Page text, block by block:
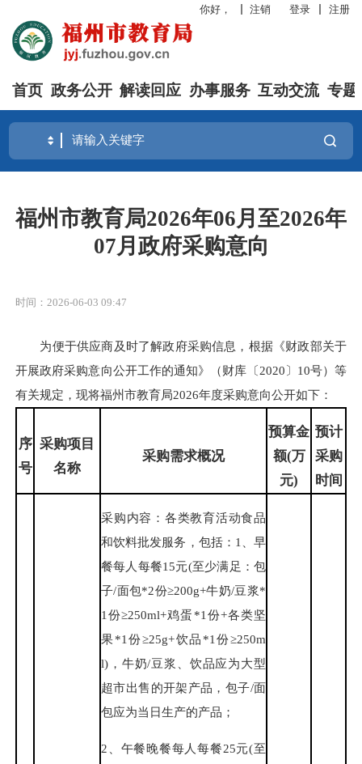
你好， 注销 登录 注册
首页 政务公开 解读回应 办事服务 互动交流 专题
福州市教育局2026年06月至2026年
07月政府采购意向
时间：2026-06-03 09:47
为便于供应商及时了解政府采购信息，根据《财政部关于
开展政府采购意向公开工作的通知》（财库〔2020〕10号）等
有关规定，现将福州市教育局2026年度采购意向公开如下：
序
号
采购项目
名称
采购需求概况
预算金
额(万
元)
预计
采购
时间
采购内容：各类教育活动食品
和饮料批发服务，包括：1、早
餐每人每餐15元(至少满足：包
子/面包*2份≥200g+牛奶/豆浆*
1份≥250ml+鸡蛋*1份+各类坚
果*1份≥25g+饮品*1份≥250m
l)，牛奶/豆浆、饮品应为大型
超市出售的开架产品，包子/面
包应为当日生产的产品；
2、午餐晚餐每人每餐25元(至